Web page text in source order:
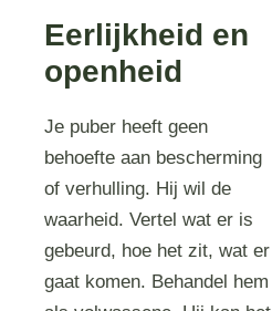
Eerlijkheid en
openheid
Je puber heeft geen
behoefte aan bescherming
of verhulling. Hij wil de
waarheid. Vertel wat er is
gebeurd, hoe het zit, wat er
gaat komen. Behandel hem